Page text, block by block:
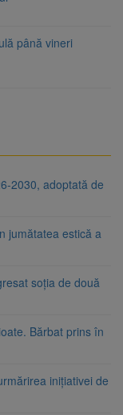
până vineri
2030, adoptată de
jumătatea estică a
soția de două
Bărbat prins în
inițiativei de